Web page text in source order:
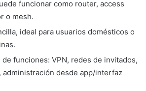
funcionar como router, access
o mesh.
ideal para usuarios domésticos o
funciones: VPN, redes de invitados,
administración desde app/interfaz